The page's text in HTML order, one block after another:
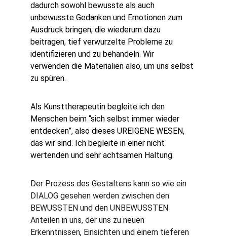
dadurch sowohl bewusste als auch
unbewusste Gedanken und Emotionen zum
Ausdruck bringen, die wiederum dazu
beitragen, tief verwurzelte Probleme zu
identifizieren und zu behandeln. Wir
verwenden die Materialien also, um uns selbst
zu spüren.
Als Kunsttherapeutin begleite ich den
Menschen beim “sich selbst immer wieder
entdecken”, also dieses UREIGENE WESEN,
das wir sind. Ich begleite in einer nicht
wertenden und sehr achtsamen Haltung.
Der Prozess des Gestaltens kann so wie ein
DIALOG gesehen werden zwischen den
BEWUSSTEN und den UNBEWUSSTEN
Anteilen in uns, der uns zu neuen
Erkenntnissen, Einsichten und einem tieferen